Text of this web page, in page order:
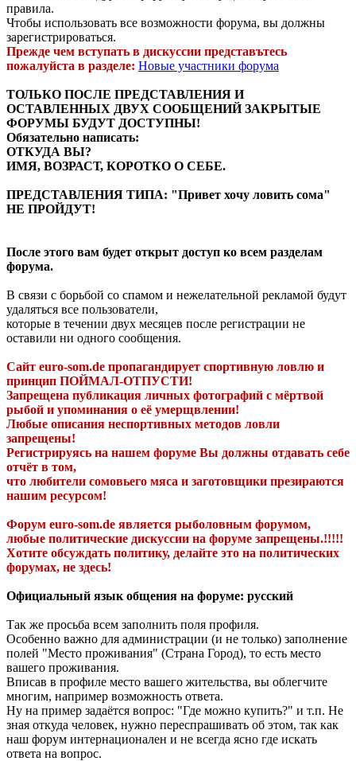
правила.
Чтобы использовать все возможности форума, вы должны
зарeгистрироваться.
Прежде чем вступать в дискуссии представътесь
пожалуйста в разделе: Новые участники форума
ТОЛЬКО ПОСЛЕ ПРЕДСТАВЛЕНИЯ И
ОСТАВЛЕННЫХ ДВУХ СООБЩЕНИЙ ЗАКРЫТЫЕ
ФОРУМЫ БУДУТ ДОСТУПНЫ!
Обязательно написать:
ОТКУДА ВЫ?
ИМЯ, ВОЗРАСТ, КОРОТКО О СЕБЕ.
ПРЕДСТАВЛЕНИЯ ТИПА: "Привет хочу ловить сома"
НЕ ПРОЙДУТ!
После этого вам будет открыт доступ ко всем разделам
форума.
В связи с борьбой со спамом и нежелательной рекламой будут
удаляться все пользователи,
которые в течении двух месяцев после регистрации не
оставили ни одного сообщения.
Сайт euro-som.de пропагандирует спортивную ловлю и
принцип ПОЙМАЛ-ОТПУСТИ!
Запрещена публикация личных фотографий с мёртвой
рыбой и упоминания о её умерщвлении!
Любые описания неспортивных методов ловли
запрещены!
Регистрируясь на нашем форуме Вы должны отдавать себе
отчёт в том,
что любители сомовьего мяса и заготовщики презираются
нашим ресурсом!
Форум euro-som.de является рыболовным форумом,
любые политические дискуссии на форуме запрещены.!!!!!
Хотите обсуждать политику, делайте это на политических
форумах, не здесь!
Официальный язык общения на форуме: русский
Так же просьба всем заполнить поля профиля.
Особенно важно для администрации (и не только) заполнение
полей "Место проживания" (Страна Город), то есть место
вашего проживания.
Вписав в профиле место вашего жительства, вы облегчите
многим, например возможность ответа.
Ну на пример задаётся вопрос: "Где можно купить?" и т.п. Не
зная откуда человек, нужно переспрашивать об этом, так как
наш форум интернационален и не всегда ясно где искать
ответа на вопрос.